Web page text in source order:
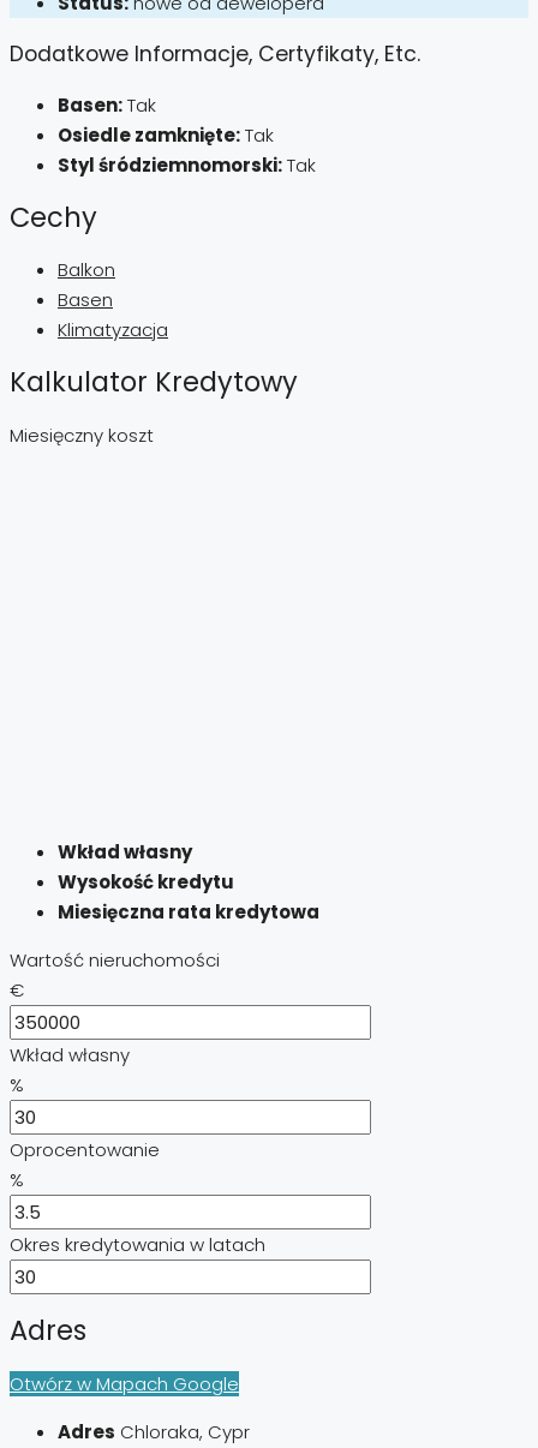
Dodatkowe Informacje, Certyfikaty, Etc.
Basen:Tak
Osiedle zamknięte:Tak
Styl śródziemnomorski:Tak
Cechy
Balkon
Basen
Klimatyzacja
Kalkulator Kredytowy
Miesięczny koszt
Wkład własny
Wysokość kredytu
Miesięczna rata kredytowa
Wartość nieruchomości
€
Wkład własny
%
Oprocentowanie
%
Okres kredytowania w latach
Adres
Otwórz w Mapach Google
Adres Chloraka, Cypr